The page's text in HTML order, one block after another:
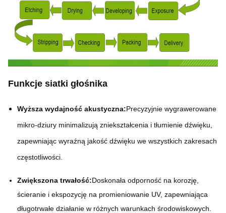
Funkcje siatki głośnika
Wyższa wydajność akustyczna:Precyzyjnie wygrawerowane
mikro-dziury minimalizują zniekształcenia i tłumienie dźwięku,
zapewniając wyraźną jakość dźwięku we wszystkich zakresach
częstotliwości.
Zwiększona trwałość:Doskonała odporność na korozję,
ścieranie i ekspozycję na promieniowanie UV, zapewniająca
długotrwałe działanie w różnych warunkach środowiskowych.